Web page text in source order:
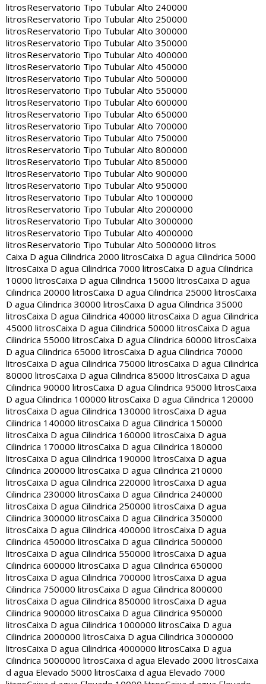
litrosReservatorio Tipo Tubular Alto 240000
litrosReservatorio Tipo Tubular Alto 250000
litrosReservatorio Tipo Tubular Alto 300000
litrosReservatorio Tipo Tubular Alto 350000
litrosReservatorio Tipo Tubular Alto 400000
litrosReservatorio Tipo Tubular Alto 450000
litrosReservatorio Tipo Tubular Alto 500000
litrosReservatorio Tipo Tubular Alto 550000
litrosReservatorio Tipo Tubular Alto 600000
litrosReservatorio Tipo Tubular Alto 650000
litrosReservatorio Tipo Tubular Alto 700000
litrosReservatorio Tipo Tubular Alto 750000
litrosReservatorio Tipo Tubular Alto 800000
litrosReservatorio Tipo Tubular Alto 850000
litrosReservatorio Tipo Tubular Alto 900000
litrosReservatorio Tipo Tubular Alto 950000
litrosReservatorio Tipo Tubular Alto 1000000
litrosReservatorio Tipo Tubular Alto 2000000
litrosReservatorio Tipo Tubular Alto 3000000
litrosReservatorio Tipo Tubular Alto 4000000
litrosReservatorio Tipo Tubular Alto 5000000 litros
Caixa D agua Cilindrica 2000 litrosCaixa D agua Cilindrica 5000
litrosCaixa D agua Cilindrica 7000 litrosCaixa D agua Cilindrica
10000 litrosCaixa D agua Cilindrica 15000 litrosCaixa D agua
Cilindrica 20000 litrosCaixa D agua Cilindrica 25000 litrosCaixa
D agua Cilindrica 30000 litrosCaixa D agua Cilindrica 35000
litrosCaixa D agua Cilindrica 40000 litrosCaixa D agua Cilindrica
45000 litrosCaixa D agua Cilindrica 50000 litrosCaixa D agua
Cilindrica 55000 litrosCaixa D agua Cilindrica 60000 litrosCaixa
D agua Cilindrica 65000 litrosCaixa D agua Cilindrica 70000
litrosCaixa D agua Cilindrica 75000 litrosCaixa D agua Cilindrica
80000 litrosCaixa D agua Cilindrica 85000 litrosCaixa D agua
Cilindrica 90000 litrosCaixa D agua Cilindrica 95000 litrosCaixa
D agua Cilindrica 100000 litrosCaixa D agua Cilindrica 120000
litrosCaixa D agua Cilindrica 130000 litrosCaixa D agua
Cilindrica 140000 litrosCaixa D agua Cilindrica 150000
litrosCaixa D agua Cilindrica 160000 litrosCaixa D agua
Cilindrica 170000 litrosCaixa D agua Cilindrica 180000
litrosCaixa D agua Cilindrica 190000 litrosCaixa D agua
Cilindrica 200000 litrosCaixa D agua Cilindrica 210000
litrosCaixa D agua Cilindrica 220000 litrosCaixa D agua
Cilindrica 230000 litrosCaixa D agua Cilindrica 240000
litrosCaixa D agua Cilindrica 250000 litrosCaixa D agua
Cilindrica 300000 litrosCaixa D agua Cilindrica 350000
litrosCaixa D agua Cilindrica 400000 litrosCaixa D agua
Cilindrica 450000 litrosCaixa D agua Cilindrica 500000
litrosCaixa D agua Cilindrica 550000 litrosCaixa D agua
Cilindrica 600000 litrosCaixa D agua Cilindrica 650000
litrosCaixa D agua Cilindrica 700000 litrosCaixa D agua
Cilindrica 750000 litrosCaixa D agua Cilindrica 800000
litrosCaixa D agua Cilindrica 850000 litrosCaixa D agua
Cilindrica 900000 litrosCaixa D agua Cilindrica 950000
litrosCaixa D agua Cilindrica 1000000 litrosCaixa D agua
Cilindrica 2000000 litrosCaixa D agua Cilindrica 3000000
litrosCaixa D agua Cilindrica 4000000 litrosCaixa D agua
Cilindrica 5000000 litrosCaixa d agua Elevado 2000 litrosCaixa
d agua Elevado 5000 litrosCaixa d agua Elevado 7000